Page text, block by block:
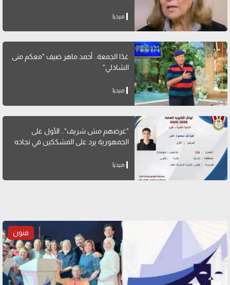
ميديا
غدًا الجمعة.. أحمد ماهر ضيف "معكم منى
الشاذلي"
ميديا
"غرضهم مش شريف".. الأول على
الجمهورية يرد على المشككين في نجاحه
ميديا
فنون